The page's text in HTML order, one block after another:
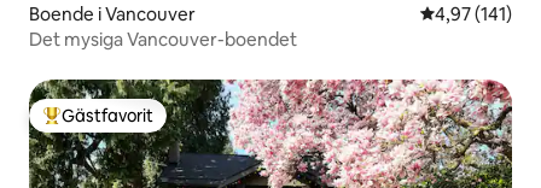
Boende i Vancouver 4,97 av 5 i
4,97 (141)
Det mysiga Vancouver-boendet
Populär gästfavorit
Gästfavorit